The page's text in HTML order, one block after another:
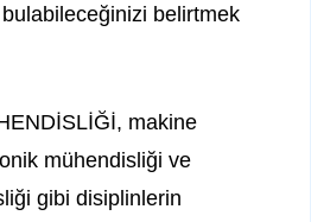
belirtmek
makine
mühendisliği ve
gibi disiplinlerin